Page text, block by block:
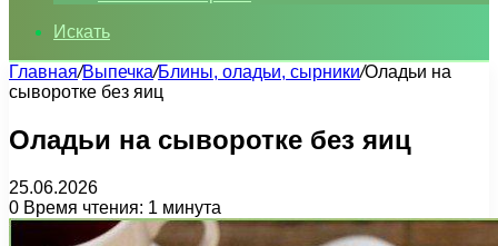
Искать
Главная/Выпечка/Блины, оладьи, сырники/Оладьи на
сыворотке без яиц
Оладьи на сыворотке без яиц
25.06.2026
0 Время чтения: 1 минута